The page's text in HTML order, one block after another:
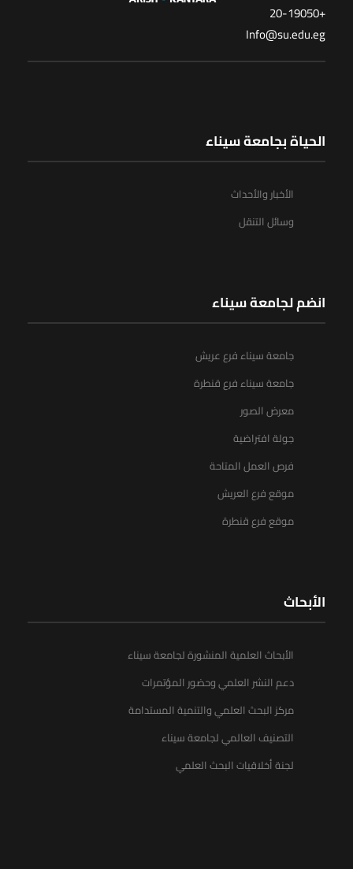
+20-19050
Info@su.edu.eg
الحياة بجامعة سيناء
الأخبار والأحداث
وسائل التنقل
انضم لجامعة سيناء
جامعة سيناء فرع عريش
جامعة سيناء فرع قنطرة
معرض الصور
جولة افتراضية
فرص العمل المتاحة
موقع فرع العريش
موقع فرع قنطرة
الأبحاث
الأبحاث العلمية المنشورة لجامعة سيناء
دعم النشر العلمي وحضور المؤتمرات
مركز البحث العلمي والتنمية المستدامة
التصنيف العالمي لجامعة سيناء
لجنة أخلاقيات البحث العلمي